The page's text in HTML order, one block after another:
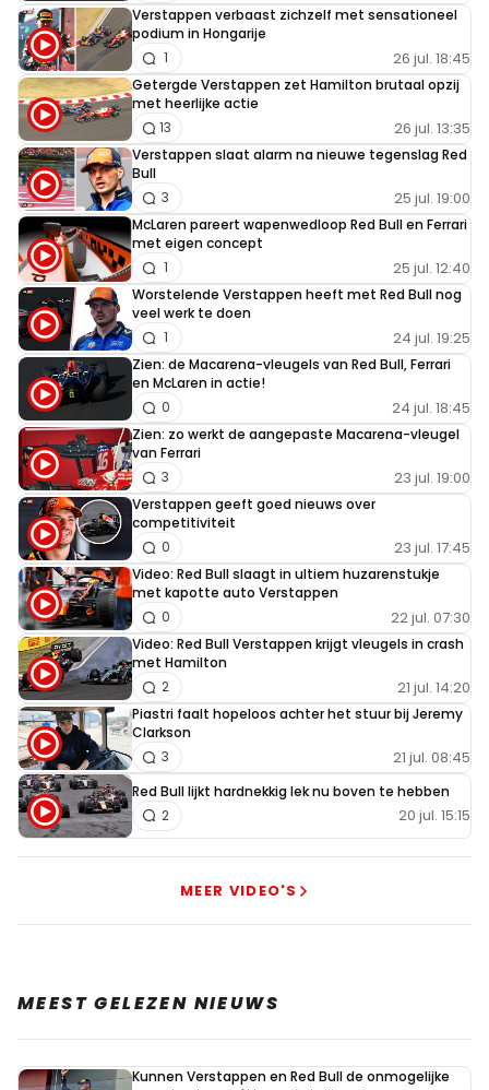
Verstappen verbaast zichzelf met sensationeel
podium in Hongarije
26 jul. 18:45
1
Getergde Verstappen zet Hamilton brutaal opzij
met heerlijke actie
26 jul. 13:35
13
Verstappen slaat alarm na nieuwe tegenslag Red
Bull
25 jul. 19:00
3
McLaren pareert wapenwedloop Red Bull en Ferrari
met eigen concept
25 jul. 12:40
1
Worstelende Verstappen heeft met Red Bull nog
veel werk te doen
24 jul. 19:25
1
Zien: de Macarena-vleugels van Red Bull, Ferrari
en McLaren in actie!
24 jul. 18:45
0
Zien: zo werkt de aangepaste Macarena-vleugel
van Ferrari
23 jul. 19:00
3
Verstappen geeft goed nieuws over
competitiviteit
23 jul. 17:45
0
Video: Red Bull slaagt in ultiem huzarenstukje
met kapotte auto Verstappen
22 jul. 07:30
0
Video: Red Bull Verstappen krijgt vleugels in crash
met Hamilton
21 jul. 14:20
2
Piastri faalt hopeloos achter het stuur bij Jeremy
Clarkson
21 jul. 08:45
3
Red Bull lijkt hardnekkig lek nu boven te hebben
20 jul. 15:15
2
MEER VIDEO'S
MEEST GELEZEN NIEUWS
Kunnen Verstappen en Red Bull de onmogelijke